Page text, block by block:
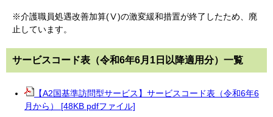
※介護職員処遇改善加算(Ⅴ)の激変緩和措置が終了したため、廃
止しています。
サービスコード表（令和6年6月1日以降適用分）一覧
【A2国基準訪問型サービス】サービスコード表（令和6年6
月から） [48KB pdfファイル]